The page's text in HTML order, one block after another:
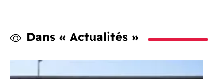
Dans « Actualités »